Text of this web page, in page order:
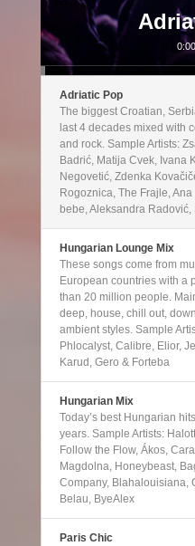
0:00
Adriatic Pop
The biggest Croatian,
last 4 decades mixed with
and rock. Sample Artists:
Badrić, Matija Cvek, Ivana
Negovetić, Zdenka
Rogoznica, The Frajle,
bebe, Aleksandra
Hungarian Lounge Mix
These songs come from
European countries with a
than 20 million people.
deep, house, chill out,
ambient styles. Sample
Phlocalyst, Calibre, Elior,
Karud, Gero & Forteba
Hungarian Mix
Today’s best Hungarian
years. Sample Artists:
Follow the Flow, Ákos,
Magdolna, Honeybeast,
Company, Blahalouisiana,
Belau, ByeAlex
Paris Chic